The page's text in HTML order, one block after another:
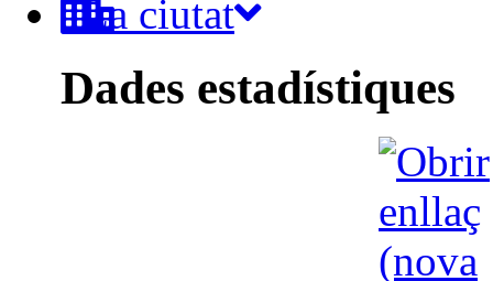
La ciutat
Dades estadístiques